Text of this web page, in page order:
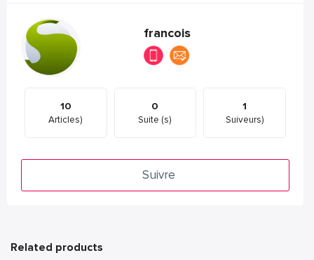
francois
10
Articles)
0
Suite (s)
1
Suiveurs)
Suivre
Related products